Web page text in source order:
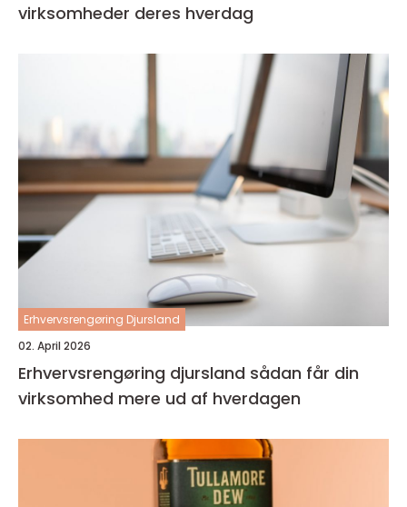
virksomheder deres hverdag
Erhvervsrengøring Djursland
02. April 2026
Erhvervsrengøring djursland sådan får din
virksomhed mere ud af hverdagen